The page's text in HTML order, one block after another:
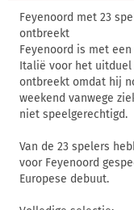
Feyenoord met 23
ontbreekt
Feyenoord is met
Italië voor het uitduel
ontbreekt omdat hij
weekend vanwege
niet speelgerechtigd.
Van de 23 spelers
voor Feyenoord
Europese debuut.